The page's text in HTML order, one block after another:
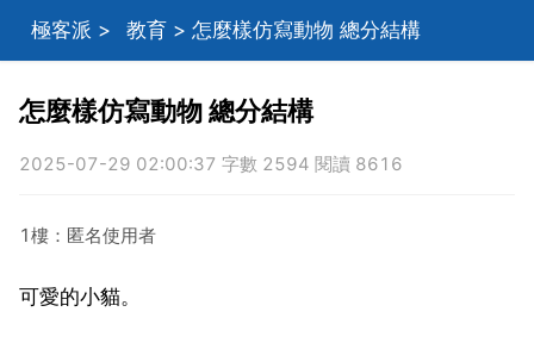
極客派 > 教育 > 怎麼樣仿寫動物 總分結構
怎麼樣仿寫動物 總分結構
2025-07-29 02:00:37 字數 2594 閱讀 8616
1樓：匿名使用者
可愛的小貓。